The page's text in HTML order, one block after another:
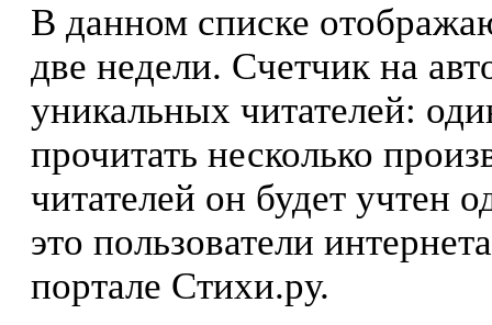
В данном списке
две недели. Счетчик на
уникальных читателей:
прочитать несколько
читателей он будет учтен
это пользователи
портале Стихи.ру.